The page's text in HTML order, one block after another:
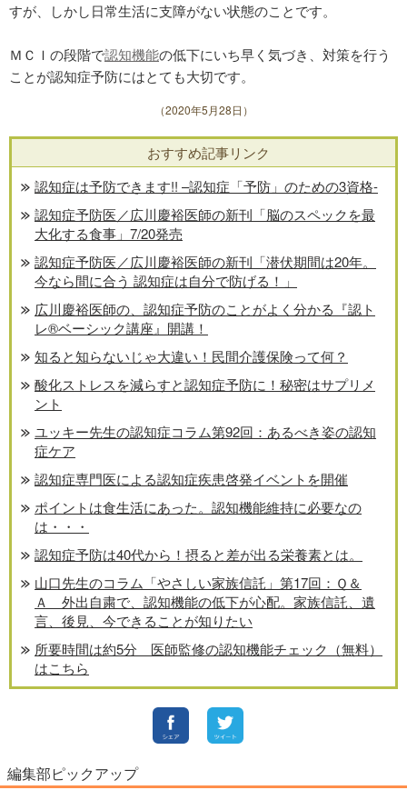
すが、しかし日常生活に支障がない状態のことです。
ＭＣＩの段階で認知機能の低下にいち早く気づき、対策を行う
ことが認知症予防にはとても大切です。
（2020年5月28日）
おすすめ記事リンク
認知症は予防できます!! –認知症「予防」のための3資格-
認知症予防医／広川慶裕医師の新刊「脳のスペックを最
大化する食事」7/20発売
認知症予防医／広川慶裕医師の新刊「潜伏期間は20年。
今なら間に合う 認知症は自分で防げる！」
広川慶裕医師の、認知症予防のことがよく分かる『認ト
レ®️ベーシック講座』開講！
知ると知らないじゃ大違い！民間介護保険って何？
酸化ストレスを減らすと認知症予防に！秘密はサプリメ
ント
ユッキー先生の認知症コラム第92回：あるべき姿の認知
症ケア
認知症専門医による認知症疾患啓発イベントを開催
ポイントは食生活にあった。認知機能維持に必要なの
は・・・
認知症予防は40代から！摂ると差が出る栄養素とは。
山口先生のコラム「やさしい家族信託」第17回：Ｑ＆
Ａ 外出自粛で、認知機能の低下が心配。家族信託、遺
言、後見、今できることが知りたい
所要時間は約5分 医師監修の認知機能チェック（無料）
はこちら
編集部ピックアップ